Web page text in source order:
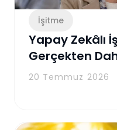
İşitme
Yapay Zekâlı
Gerçekten
Yeni Nesil
20 Temmuz 2026